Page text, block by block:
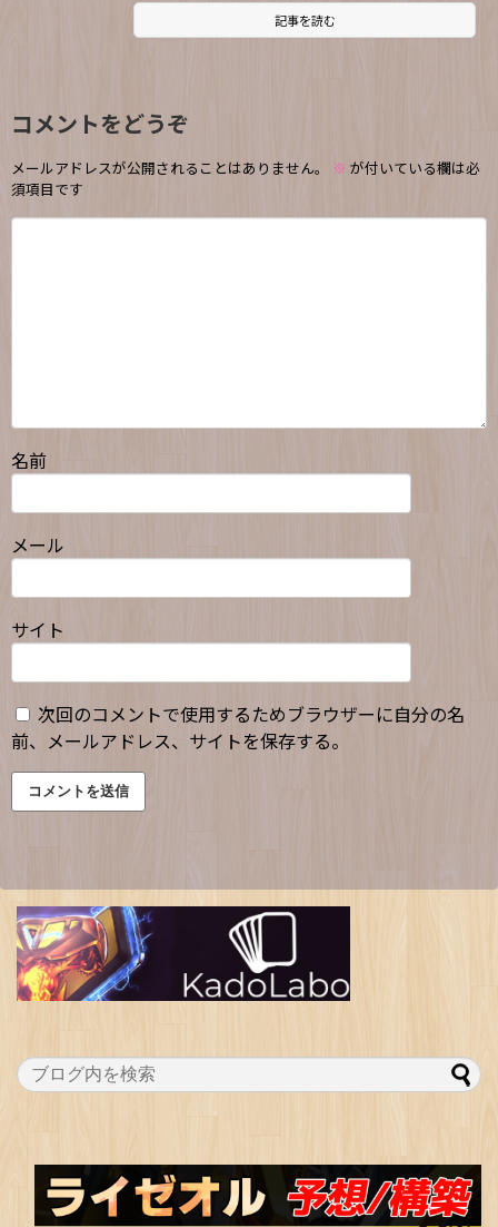
記事を読む
コメントをどうぞ
メールアドレスが公開されることはありません。 ※ が付いている欄は必
須項目です
名前
メール
サイト
次回のコメントで使用するためブラウザーに自分の名
前、メールアドレス、サイトを保存する。